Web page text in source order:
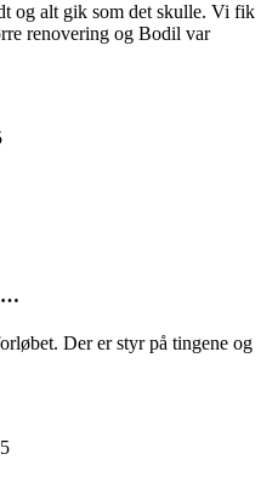
og alt gik som det skulle. Vi fik
renovering og Bodil var
Der er styr på tingene og